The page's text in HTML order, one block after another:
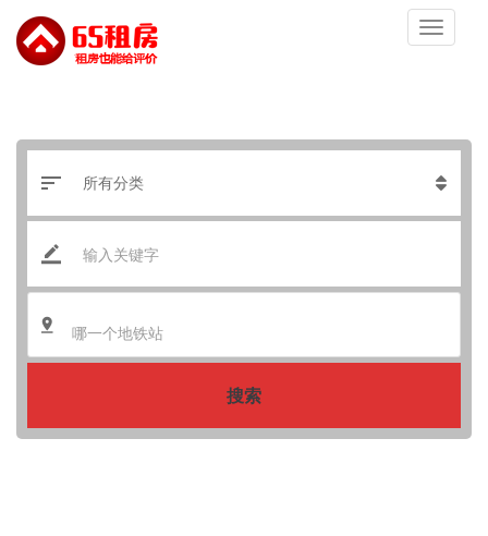
哪一个地铁站
搜索